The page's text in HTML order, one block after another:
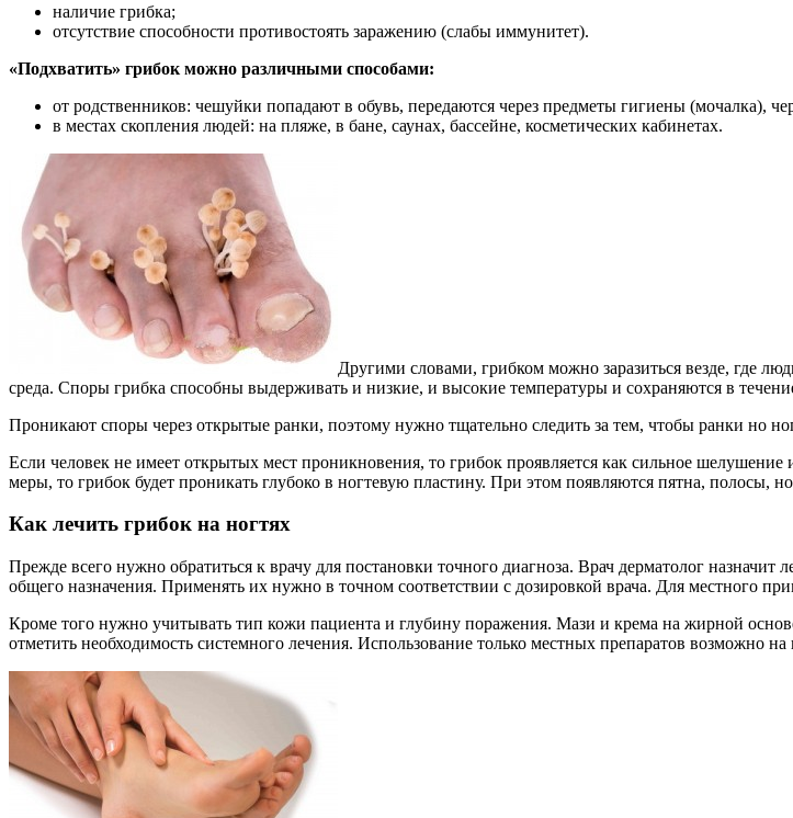
наличие грибка;
отсутствие способности противостоять заражению (слабы иммунитет).
«Подхватить» грибок можно различными способами:
от родственников: чешуйки попадают в обувь, передаются через предметы гигиены (мочалка),
в местах скопления людей: на пляже, в бане, саунах, бассейне, косметических кабинетах.
Другими словами, грибком можно заразиться везде, где
среда. Споры грибка способны выдерживать и низкие, и высокие температуры и сохраняются в
Проникают споры через открытые ранки, поэтому нужно тщательно следить за тем, чтобы ранки но
Если человек не имеет открытых мест проникновения, то грибок проявляется как сильное
меры, то грибок будет проникать глубоко в ногтевую пластину. При этом появляются пятна, полосы,
Как лечить грибок на ногтях
Прежде всего нужно обратиться к врачу для постановки точного диагноза. Врач дерматолог
общего назначения. Применять их нужно в точном соответствии с дозировкой врача. Для местного
Кроме того нужно учитывать тип кожи пациента и глубину поражения. Мази и крема на жирной
отметить необходимость системного лечения. Использование только местных препаратов возможно